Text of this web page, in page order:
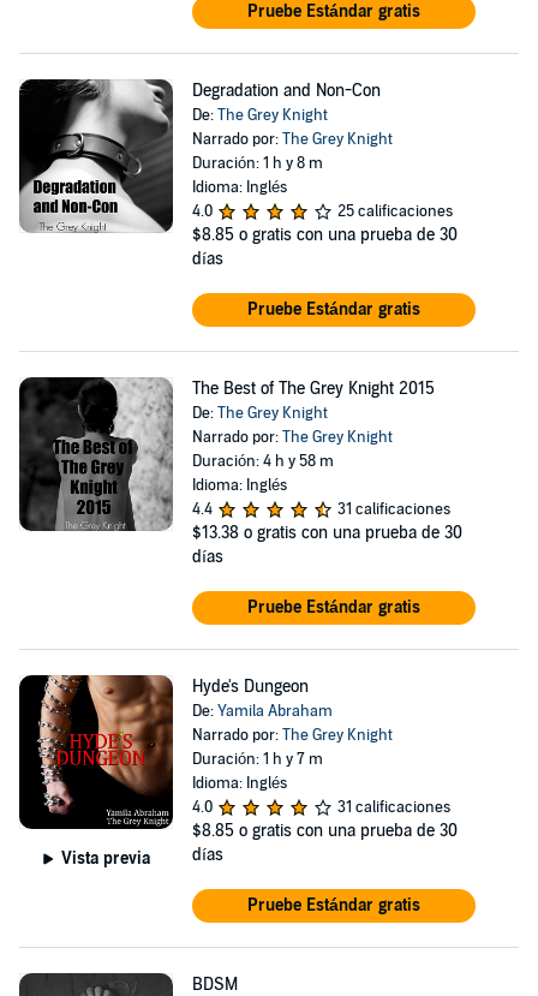
Pruebe Estándar gratis
Degradation and Non-Con
De:The Grey Knight
Narrado por:The Grey Knight
Duración: 1 h y 8 m
Idioma: Inglés
4.0
25 calificaciones
$8.85 o gratis con una prueba de 30
días
Pruebe Estándar gratis
The Best of The Grey Knight 2015
De:The Grey Knight
Narrado por:The Grey Knight
Duración: 4 h y 58 m
Idioma: Inglés
4.4
31 calificaciones
$13.38 o gratis con una prueba de 30
días
Pruebe Estándar gratis
Vista previa
Hyde's Dungeon
De:Yamila Abraham
Narrado por:The Grey Knight
Duración: 1 h y 7 m
Idioma: Inglés
4.0
31 calificaciones
$8.85 o gratis con una prueba de 30
días
Pruebe Estándar gratis
BDSM